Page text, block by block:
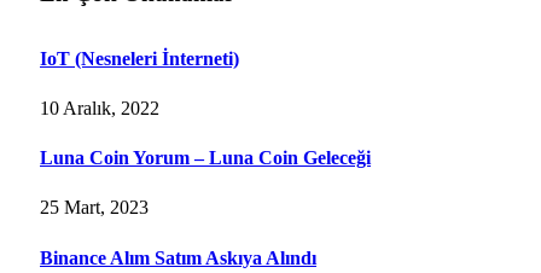
IoT (Nesneleri İnterneti)
10 Aralık, 2022
Luna Coin Yorum – Luna Coin Geleceği
25 Mart, 2023
Binance Alım Satım Askıya Alındı